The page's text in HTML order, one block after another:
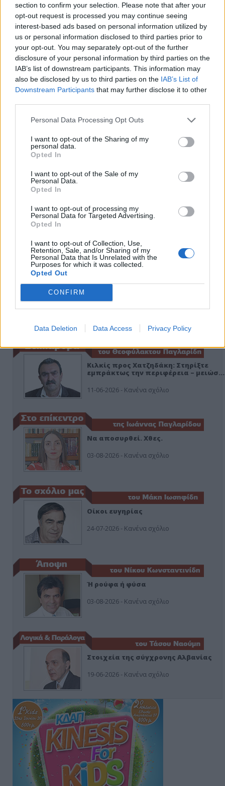
section to confirm your selection. Please note that after your
opt-out request is processed you may continue seeing
interest-based ads based on personal information utilized by
us or personal information disclosed to third parties prior to
your opt-out. You may separately opt-out of the further
disclosure of your personal information by third parties on the
IAB’s list of downstream participants. This information may
also be disclosed by us to third parties on the IAB’s List of
Downstream Participants that may further disclose it to other
Personal Data Processing Opt Outs
I want to opt-out of the Sharing of my
personal data.
Opted In
I want to opt-out of the Sale of my
Personal Data.
Opted In
I want to opt-out of processing my
Personal Data for Targeted Advertising.
Opted In
I want to opt-out of Collection, Use,
Retention, Sale, and/or Sharing of my
Personal Data that Is Unrelated with the
Purposes for which it was collected.
Opted Out
CONFIRM
Data Deletion Data Access Privacy Policy
Ειδήσεις 5-8-2026
ΑΠΟΨΕΙΣ
ο ΣΥΡΙΖΑ και οι Κιλκισιώτες
Κιλκίς προς Χατζηδάκη: Στηρίξτε
εμπράκτως την περιφέρεια – μειώσ…
11-06-2026 - Κανένα σχόλιο
Να αποσυρθεί. Χθες.
03-08-2026 - Κανένα σχόλιο
Οίκοι ευγηρίας
24-07-2026 - Κανένα σχόλιο
Ή ρούφα ή φύσα
03-08-2026 - Κανένα σχόλιο
Στοιχεία της σύγχρονης Αλβανίας
19-06-2026 - Κανένα σχόλιο